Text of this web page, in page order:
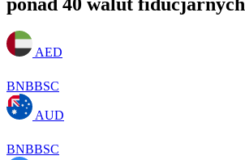
AED
BNBBSC
AUD
BNBBSC